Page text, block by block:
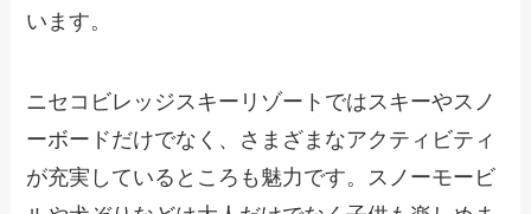
います。
ニセコビレッジスキーリゾートではスキーやスノ
ーボードだけでなく、さまざまなアクティビティ
が充実しているところも魅力です。スノーモービ